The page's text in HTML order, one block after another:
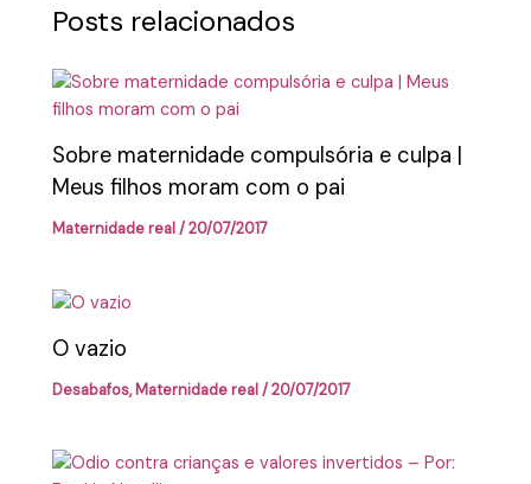
Posts relacionados
Sobre maternidade compulsória e culpa |
Meus filhos moram com o pai
Maternidade real/20/07/2017
O vazio
Desabafos,Maternidade real/20/07/2017